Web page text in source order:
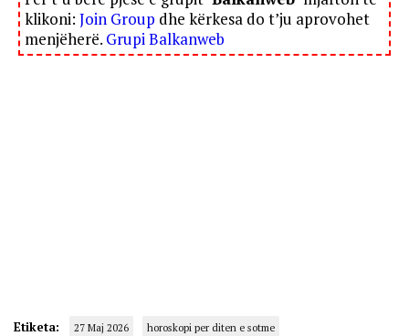
klikoni: Join Group dhe kërkesa do t’ju aprovohet
menjëherë. Grupi Balkanweb
Etiketa: 27 Maj 2026 horoskopi per diten e sotme